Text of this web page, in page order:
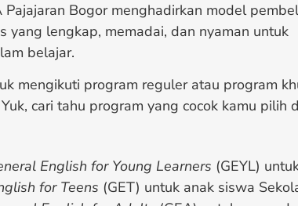
Bogor menghadirkan model
yang lengkap, memadai, dan nyaman untuk
belajar.
mengikuti program reguler atau program
cari tahu program yang cocok kamu pilih
English for Young Learners (GEYL)
for Teens (GET) untuk anak siswa